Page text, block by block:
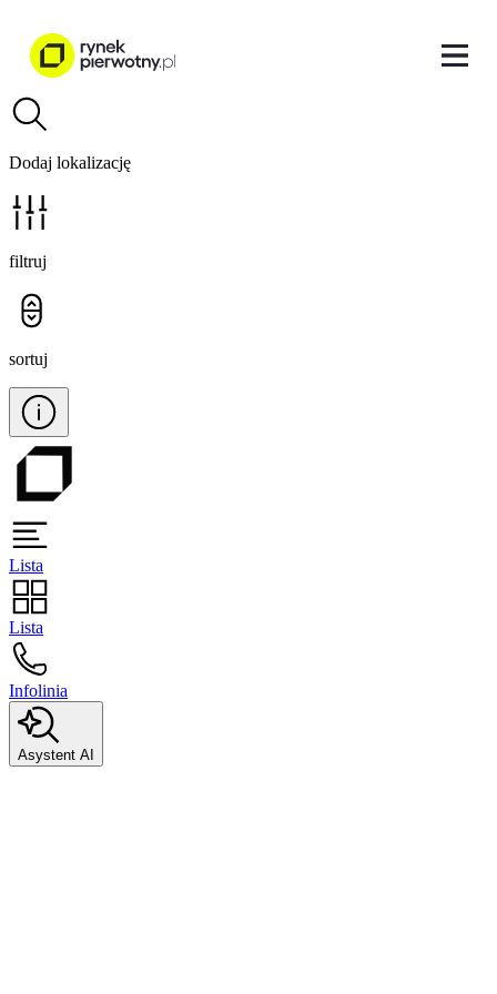
Dodaj lokalizację
filtruj
sortuj
Lista
Lista
Infolinia
Asystent AI